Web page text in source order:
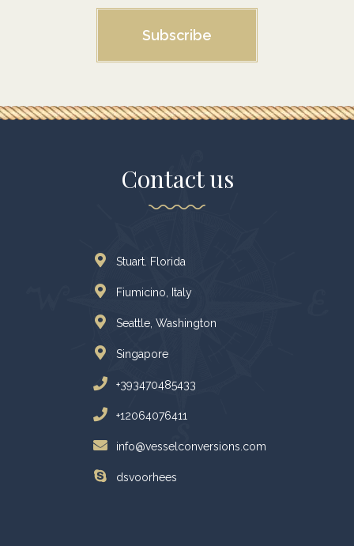
Subscribe
Contact us
Stuart. Florida
Fiumicino, Italy
Seattle, Washington
Singapore
+393470485433
+12064076411
info@vesselconversions.com
dsvoorhees